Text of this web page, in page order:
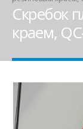
Скребок
краем,